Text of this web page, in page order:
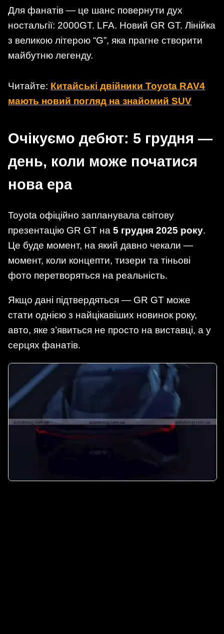
Для фанатів — це шанс повернути дух
ностальгії: 2000GT. LFA. Новий GR GT. Лінійка
з великою літерою “G”, яка прагне створити
майбутню легенду.
Читайте: Китайські двійники Toyota RAV4
мають новий погляд на знайомий SUV
Очікуємо дебют: 5 грудня —
день, коли може початися
нова ера
Toyota офіційно запланувала світову
презентацію GR GT на 5 грудня 2025 року.
Це буде момент, на який давно чекали —
момент, коли концепти, тизери та тіньові
фото перетворяться на реальність.
Якщо дані підтвердяться — GR GT може
стати однією з найцікавіших новинок року,
авто, яке з’явиться не просто на виставці, а у
серцях фанатів.